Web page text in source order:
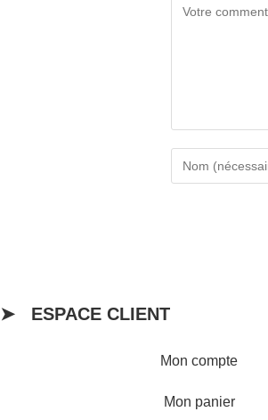
➤ ESPACE CLIENT
Mon compte
Mon panier